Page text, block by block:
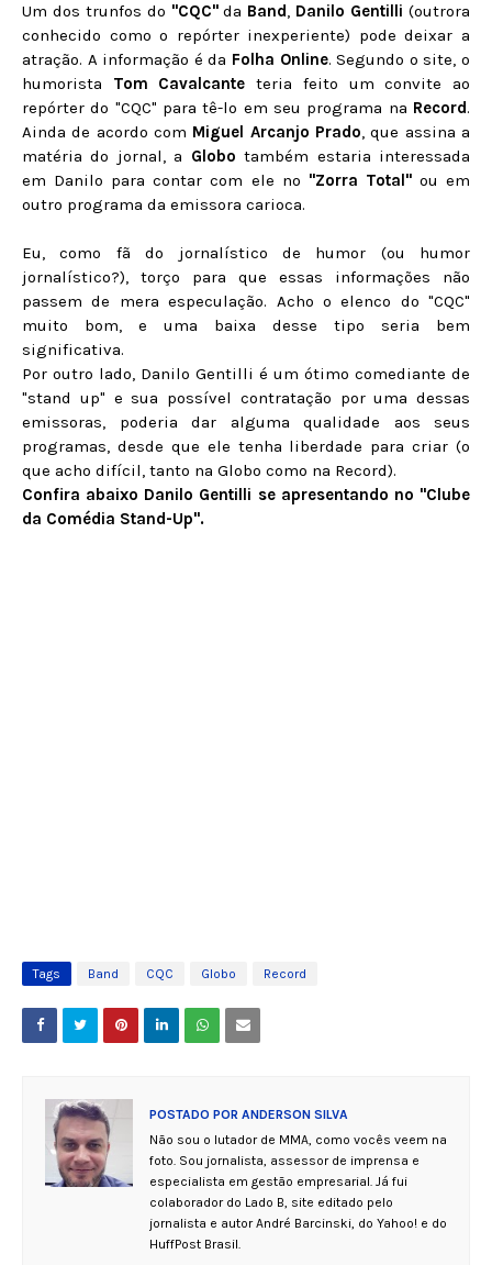
Um dos trunfos do "CQC"da Band, Danilo Gentilli (outrora
conhecido como o repórter inexperiente) pode deixar a
atração. A informação é da Folha Online. Segundo o site, o
humorista Tom Cavalcante teria feito um convite ao
repórter do "CQC" para tê-lo em seu programa na Record.
Ainda de acordo com Miguel Arcanjo Prado, que assina a
matéria do jornal, a Globotambém estaria interessada
em Danilo para contar com ele no "Zorra Total"ou em
outro programa da emissora carioca.
Eu, como fã do jornalístico de humor (ou humor
jornalístico?), torço para que essas informações não
passem de mera especulação. Acho o elenco do "CQC"
muito bom, e uma baixa desse tipo seria bem
significativa.
Por outro lado, Danilo Gentilli é um ótimo comediante de
"stand up" e sua possível contratação por uma dessas
emissoras, poderia dar alguma qualidade aos seus
programas, desde que ele tenha liberdade para criar (o
que acho difícil, tanto na Globo como na Record).
Confira abaixo Danilo Gentilli se apresentando no "Clube
da Comédia Stand-Up".
Tags Band CQC Globo Record
POSTADO POR ANDERSON SILVA
Não sou o lutador de MMA, como vocês veem na
foto. Sou jornalista, assessor de imprensa e
especialista em gestão empresarial. Já fui
colaborador do Lado B, site editado pelo
jornalista e autor André Barcinski, do Yahoo! e do
HuffPost Brasil.